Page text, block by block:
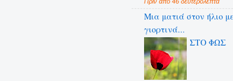
Μια ματιά στον ήλιο με
γιορτινά...
ΣΤΟ ΦΩΣ